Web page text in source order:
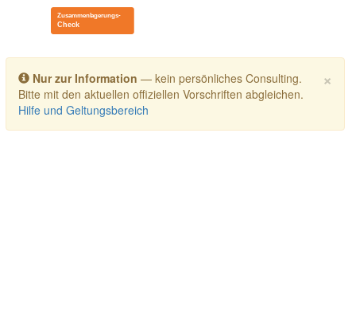
Toggle navigation
×
Nur zur Information — kein persönliches Consulting.
Bitte mit den aktuellen offiziellen Vorschriften abgleichen.
Hilfe und Geltungsbereich